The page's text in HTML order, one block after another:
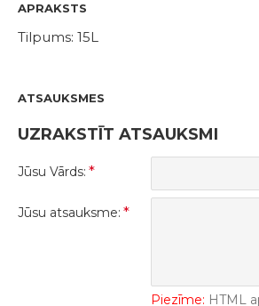
APRAKSTS
Tilpums: 15L
ATSAUKSMES
UZRAKSTĪT ATSAUKSMI
Jūsu Vārds:
Jūsu atsauksme:
Piezīme: HTML